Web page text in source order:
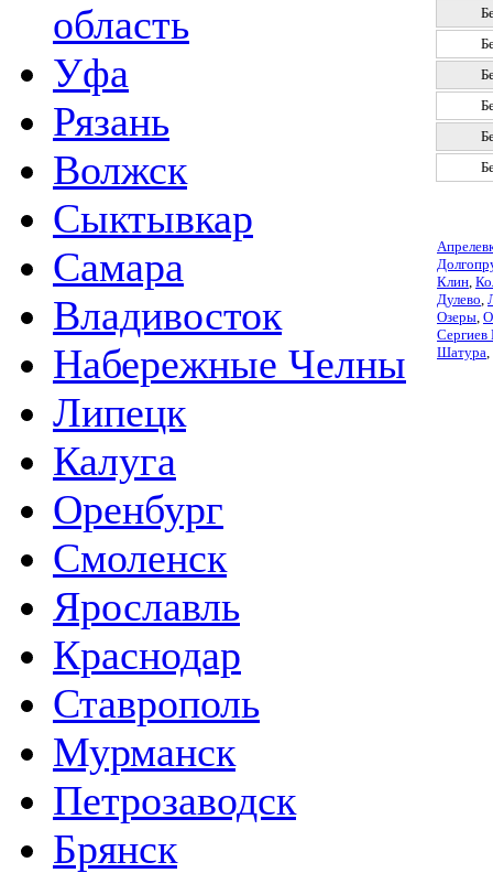
область
Уфа
Рязань
Волжск
Сыктывкар
Самара
Владивосток
Набережные Челны
Липецк
Калуга
Оренбург
Смоленск
Ярославль
Краснодар
Ставрополь
Мурманск
Петрозаводск
Брянск
Клин
Дулево
Озеры
Сергиев
Шатура